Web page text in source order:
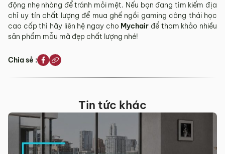
động nhẹ nhàng để tránh mỏi mệt. Nếu bạn đang tìm kiếm địa
chỉ uy tín chất lượng để mua ghế ngồi gaming công thái học
cao cấp thì hãy liên hệ ngay cho Mychair để tham khảo nhiều
sản phẩm mẫu mã đẹp chất lượng nhé!
Chia sẻ :
Tin tức khác